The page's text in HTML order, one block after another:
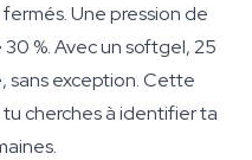
Une pression de
%. Avec un softgel, 25
sans exception. Cette
cherches à identifier ta